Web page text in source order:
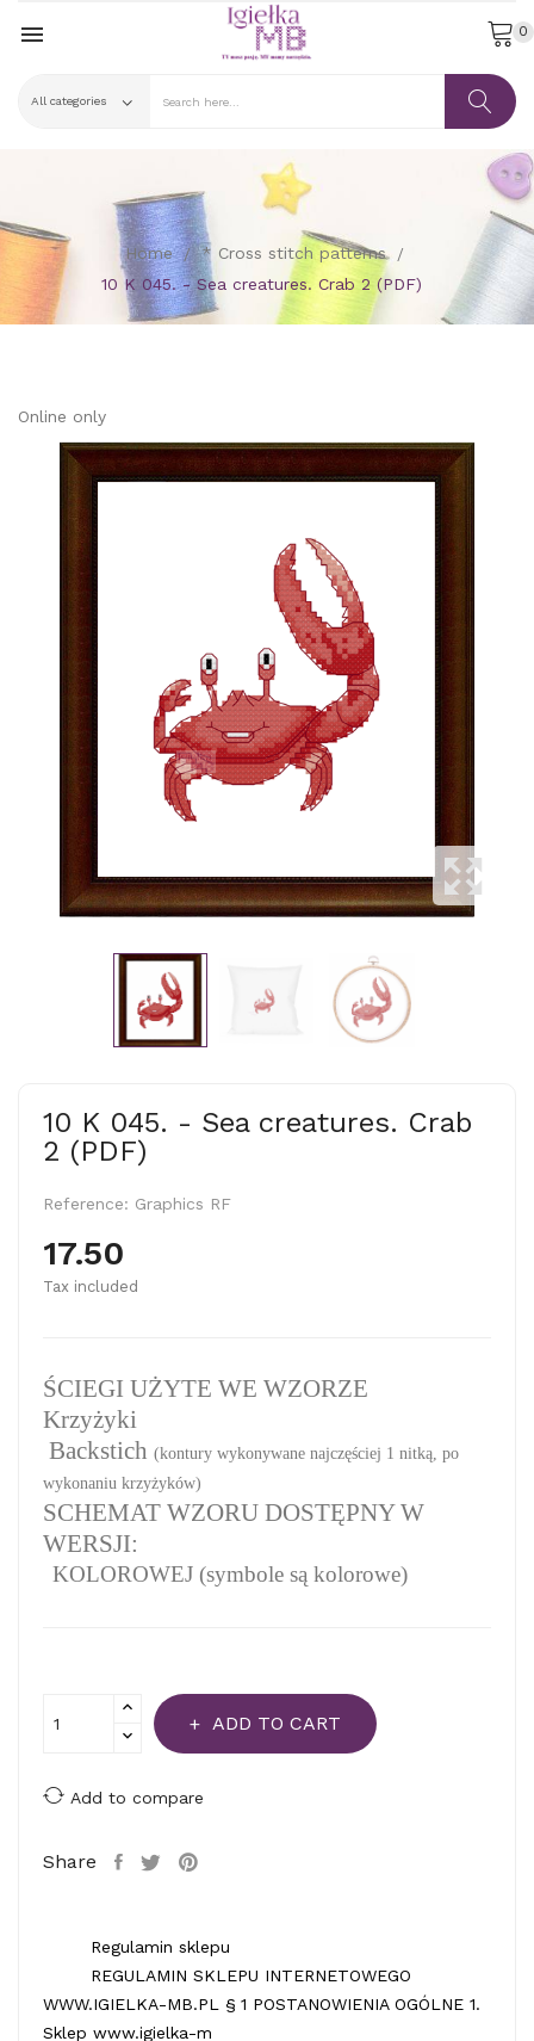
 0
Home
* Cross stitch patterns
10 K 045. - Sea creatures. Crab 2 (PDF)
Online only
10 K 045. - Sea creatures. Crab
2 (PDF)
Reference: Graphics RF
17.50
Tax included
ŚCIEGI UŻYTE WE WZORZE
Krzyżyki
Backstich (kontury wykonywane najczęściej 1 nitką, po
wykonaniu krzyżyków)
SCHEMAT WZORU DOSTĘPNY W
WERSJI:
KOLOROWEJ (symbole są kolorowe)
ADD TO CART
Add to compare
Share
Regulamin sklepu
REGULAMIN SKLEPU INTERNETOWEGO
WWW.IGIELKA-MB.PL § 1 POSTANOWIENIA OGÓLNE 1.
Sklep www.igielka-m